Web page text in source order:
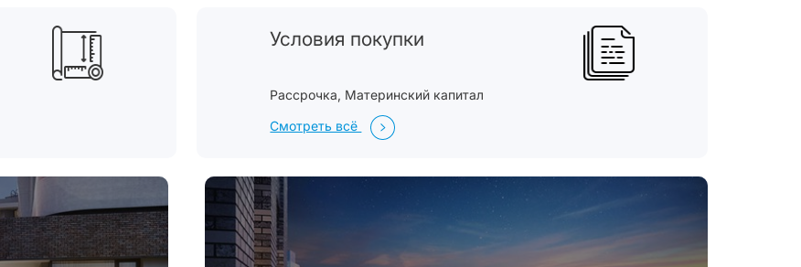
Условия покупки
Рассрочка, Материнский капитал
Смотреть всё